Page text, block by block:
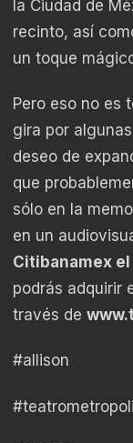
la Ciudad de
recinto, así
un toque
Pero eso no es
gira por
deseo de
que
sólo en la
en un
Citibanamex el
podrás adquirir
través de
#allison